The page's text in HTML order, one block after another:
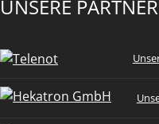
UNSERE PARTNER